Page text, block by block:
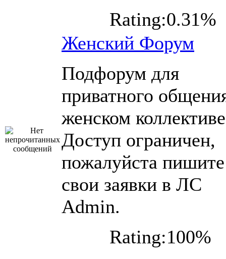
Rating:0.31%
Женский Форум
Подфорум для
приватного
женском
Доступ ограничен,
пожалуйста пишите
свои заявки в ЛС
Admin.
Rating:100%